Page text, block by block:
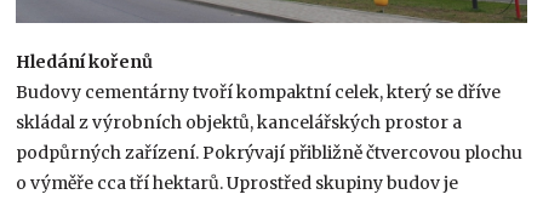
Hledání kořenů
Budovy cementárny tvoří kompaktní celek, který se dříve
skládal z výrobních objektů, kancelářských prostor a
podpůrných zařízení. Pokrývají přibližně čtvercovou plochu
o výměře cca tří hektarů. Uprostřed skupiny budov je